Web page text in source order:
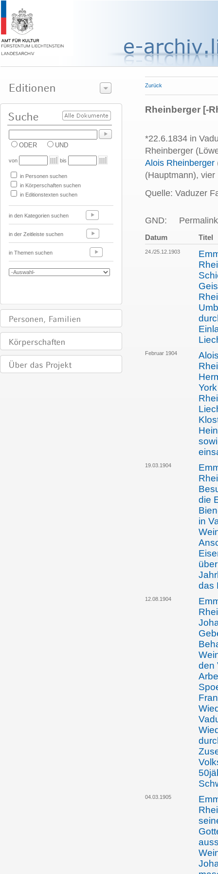
ODER UND
von bis
in Personen suchen
in Körperschaften suchen
in Editionstexten suchen
in den Kategorien suchen
in der Zeitleiste suchen
in Themen suchen
Zurück
Rheinberger [-
*22.6.1834 in
Rheinberger
Alois Rheinberger
(Hauptmann),
Quelle: Vaduzer
GND:
Datum Titel
24./25.12.1903
Februar 1904
19.03.1904
die
in
das
12.08.1904
den
04.03.1905